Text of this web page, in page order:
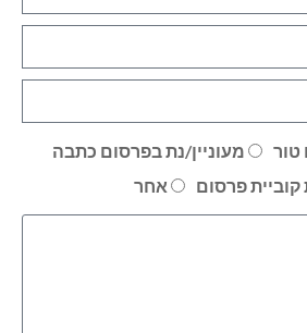
טור
מעוניין/נת בפרסום כתבה
קוביית פרסום
אחר